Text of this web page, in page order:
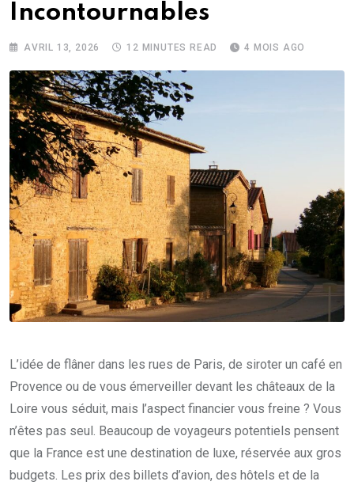
Incontournables
AVRIL 13, 2026 12 MINUTES READ 4 MOIS AGO
L’idée de flâner dans les rues de Paris, de siroter un café en
Provence ou de vous émerveiller devant les châteaux de la
Loire vous séduit, mais l’aspect financier vous freine ? Vous
n’êtes pas seul. Beaucoup de voyageurs potentiels pensent
que la France est une destination de luxe, réservée aux gros
budgets. Les prix des billets d’avion, des hôtels et de la